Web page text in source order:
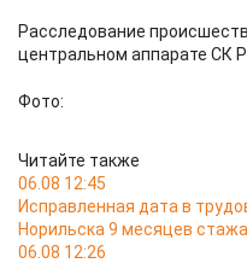
Расследование
центральном аппарате СК
Фото:
Читайте также
06.08 12:45
Исправленная дата в
Норильска 9 месяцев стажа
06.08 12:26